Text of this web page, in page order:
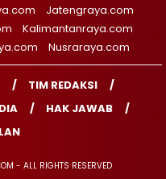
Jatengraya.com
Kalimantanraya.com
Nusraraya.com
TIM REDAKSI
HAK JAWAB
- ALL RIGHTS RESERVED